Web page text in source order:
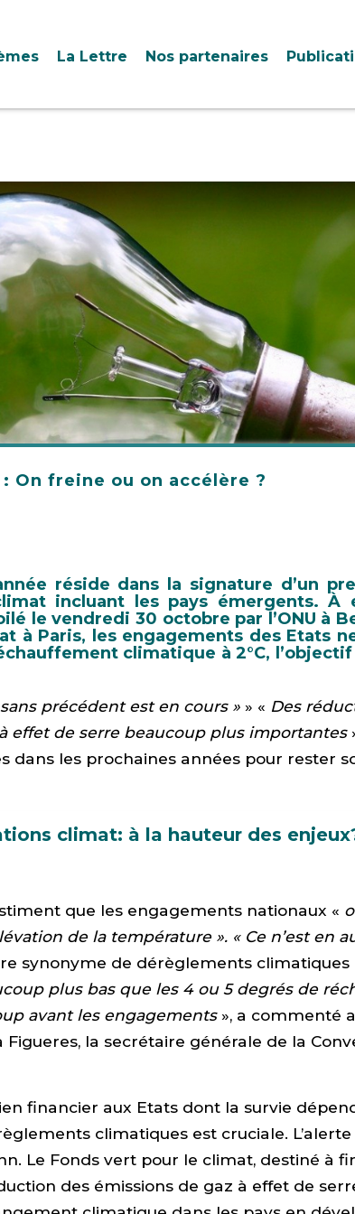
La Lettre Nos partenaires
On freine ou on accélère ?
réside dans la signature d’un
incluant les pays émergents. À
le vendredi 30 octobre par l’ONU à
à Paris, les engagements des Etats
climatique à 2°C,
précédent est en cours » » « Des
effet de serre beaucoup plus importantes
dans les prochaines années pour rester
climat: à la hauteur des
que les engagements nationaux «
de la température ». « Ce n’est en
synonyme de dérèglements climatiques
plus bas que les 4 ou 5 degrés de
avant les engagements», a commenté
Figueres, la secrétaire générale de la
financier aux Etats dont la survie
climatiques est cruciale.
Le Fonds vert pour le climat, destiné à
des émissions de gaz à effet de